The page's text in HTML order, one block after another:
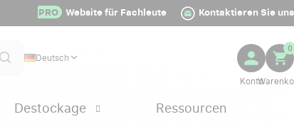
PRO Website für Fachleute Kontaktieren Sie uns
Deutsch
0
Destockage Ressourcen